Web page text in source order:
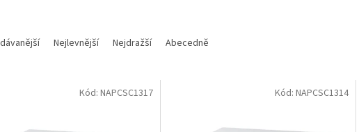
Nejlevnější Nejdražší Abecedně
Kód: NAPCSC1317 Kód: NAPCSC1314